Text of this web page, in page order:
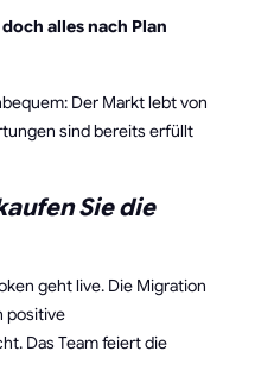
alles nach Plan
Der Markt lebt von
sind bereits erfüllt
Sie die
geht live. Die Migration
positive
Das Team feiert die